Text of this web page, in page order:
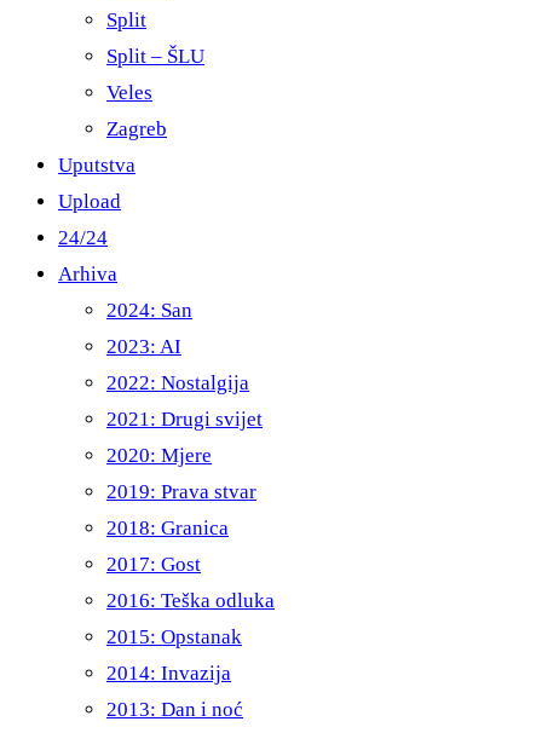
Split
Split – ŠLU
Veles
Zagreb
Uputstva
Upload
24/24
Arhiva
2024: San
2023: AI
2022: Nostalgija
2021: Drugi svijet
2020: Mjere
2019: Prava stvar
2018: Granica
2017: Gost
2016: Teška odluka
2015: Opstanak
2014: Invazija
2013: Dan i noć